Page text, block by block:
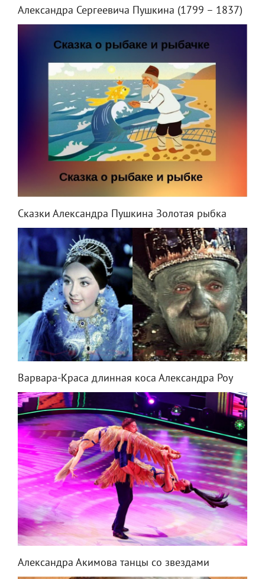
Александра Сергеевича Пушкина (1799 – 1837)
Сказки Александра Пушкина Золотая рыбка
Варвара-Краса длинная коса Александра Роу
Александра Акимова танцы со звездами